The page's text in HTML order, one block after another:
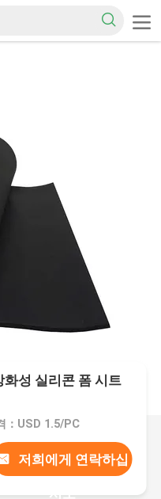
성 실리콘 폼 시트
：USD 1.5/PC
저희에게 연락하십
시오